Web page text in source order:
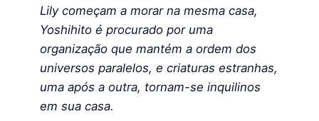
Lily começam a morar na mesma casa,
Yoshihito é procurado por uma
organização que mantém a ordem dos
universos paralelos, e criaturas estranhas,
uma após a outra, tornam-se inquilinos
em sua casa.